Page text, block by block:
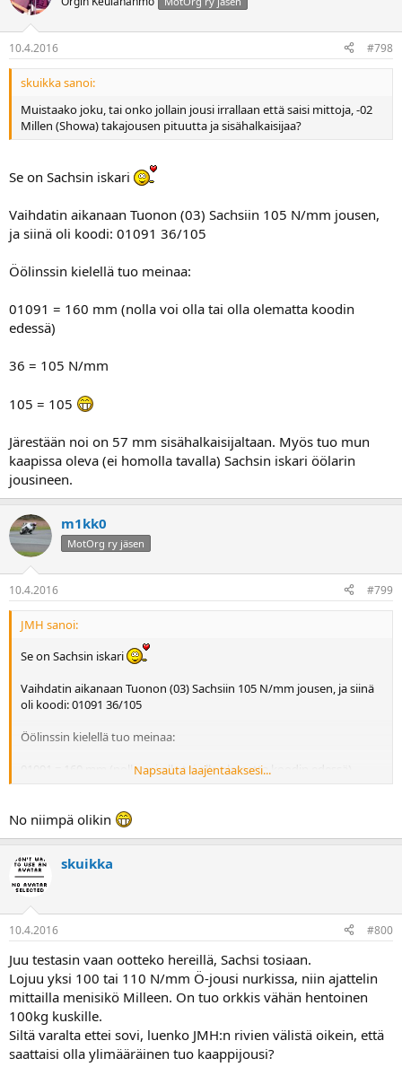
10.4.2016 #798
skuikka sanoi:
Muistaako joku, tai onko jollain jousi irrallaan että saisi mittoja, -02
Millen (Showa) takajousen pituutta ja sisähalkaisijaa?
Se on Sachsin iskari
Vaihdatin aikanaan Tuonon (03) Sachsiin 105 N/mm jousen,
ja siinä oli koodi: 01091 36/105
Öölinssin kielellä tuo meinaa:
01091 = 160 mm (nolla voi olla tai olla olematta koodin
edessä)
36 = 105 N/mm
105 = 105
Järestään noi on 57 mm sisähalkaisijaltaan. Myös tuo mun
kaapissa oleva (ei homolla tavalla) Sachsin iskari öölarin
jousineen.
m1kk0
MotOrg ry jäsen
10.4.2016 #799
JMH sanoi:
Se on Sachsin iskari
Vaihdatin aikanaan Tuonon (03) Sachsiin 105 N/mm jousen, ja siinä
oli koodi: 01091 36/105
Öölinssin kielellä tuo meinaa:
01091 = 160 mm (nolla voi olla tai olla olematta koodin edessä)
105 = 105
Järestään noi on 57 mm sisähalkaisijaltaan. Myös tuo mun kaapissa
oleva (ei homolla tavalla) Sachsin iskari öölarin jousineen.
Napsauta laajentaaksesi...
No niimpä olikin
skuikka
10.4.2016 #800
Juu testasin vaan ootteko hereillä, Sachsi tosiaan.
Lojuu yksi 100 tai 110 N/mm Ö-jousi nurkissa, niin ajattelin
mittailla menisikö Milleen. On tuo orkkis vähän hentoinen
100kg kuskille.
Siltä varalta ettei sovi, luenko JMH:n rivien välistä oikein, että
saattaisi olla ylimääräinen tuo kaappijousi?